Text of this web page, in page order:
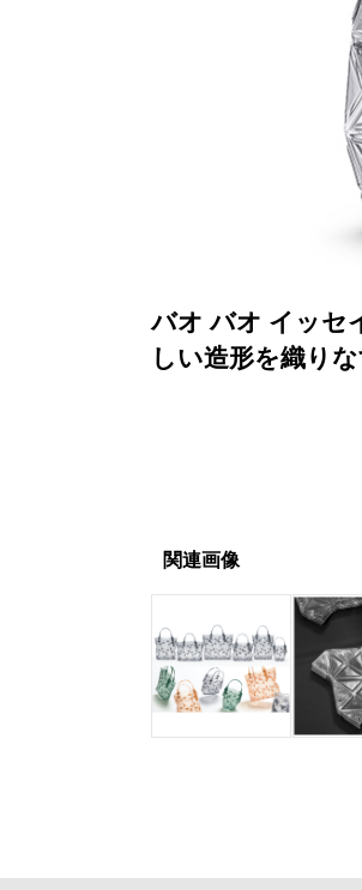
バオ バオ イッセ
しい造形を織りな
関連画像